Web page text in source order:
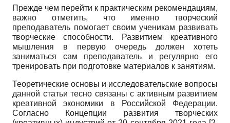
Прежде чем перейти к практическим рекомендациям,
важно отметить, что именно творческий
преподаватель помогает своим ученикам развивать
творческие способности. Развитием креативного
мышления в первую очередь должен хотеть
заниматься сам преподаватель и регулярно его
тренировать при подготовке материалов к занятиям.
Теоретические основы и исследовательские вопросы
данной статьи тесно связаны с активным развитием
креативной экономики в Российской Федерации.
Согласно Концепции развития творческих